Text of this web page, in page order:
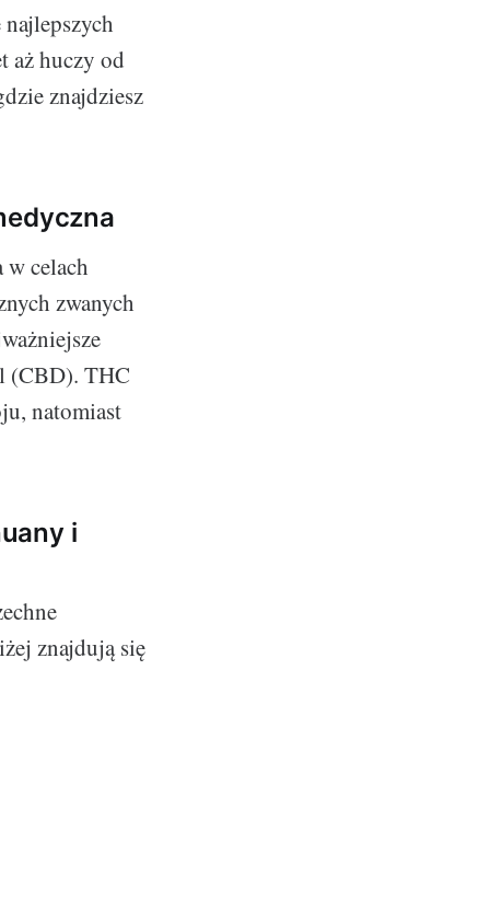
aż huczy od
znajdziesz
celach
zwanych
(CBD). THC
natomiast
i
znajdują się